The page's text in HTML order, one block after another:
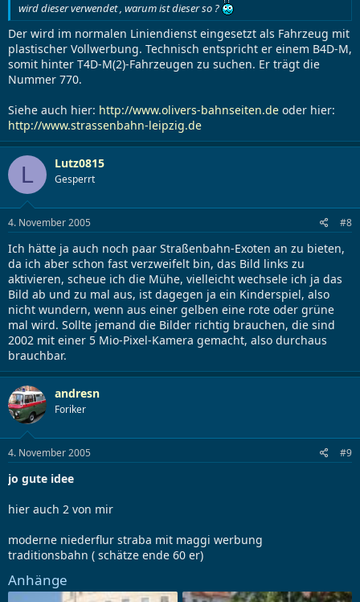
wird dieser verwendet , warum ist dieser so ?
Der wird im normalen Liniendienst eingesetzt als Fahrzeug mit
plastischer Vollwerbung. Technisch entspricht er einem B4D-M,
somit hinter T4D-M(2)-Fahrzeugen zu suchen. Er trägt die
Nummer 770.
Siehe auch hier: http://www.olivers-bahnseiten.de oder hier:
http://www.strassenbahn-leipzig.de
L Lutz0815
Gesperrt
4. November 2005 #8
Ich hätte ja auch noch paar Straßenbahn-Exoten an zu bieten,
da ich aber schon fast verzweifelt bin, das Bild links zu
aktivieren, scheue ich die Mühe, vielleicht wechsele ich ja das
Bild ab und zu mal aus, ist dagegen ja ein Kinderspiel, also
nicht wundern, wenn aus einer gelben eine rote oder grüne
mal wird. Sollte jemand die Bilder richtig brauchen, die sind
2002 mit einer 5 Mio-Pixel-Kamera gemacht, also durchaus
brauchbar.
andresn
Foriker
4. November 2005 #9
jo gute idee
hier auch 2 von mir
moderne niederflur straba mit maggi werbung
traditionsbahn ( schätze ende 60 er)
Anhänge